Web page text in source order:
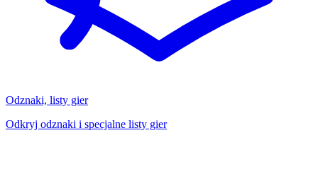
Odznaki, listy gier
Odkryj odznaki i specjalne listy gier